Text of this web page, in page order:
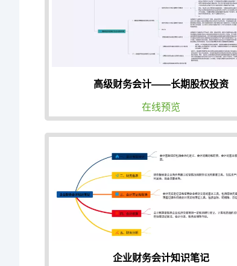
高级财务会计——长期股权投资
在线预览
企业财务会计知识笔记